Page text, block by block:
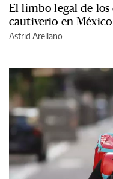
El limbo legal de
cautiverio en México
Astrid Arellano